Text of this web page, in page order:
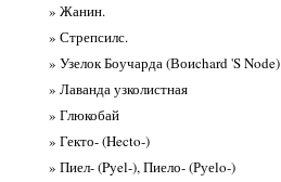
» Жанин.
» Стрепсилс.
» Узелок Боучарда (Воиchard 'S Node)
» Лаванда узколистная
» Глюкобай
» Гекто- (Hecto-)
» Пиел- (Pyel-), Пиело- (Руеlo-)